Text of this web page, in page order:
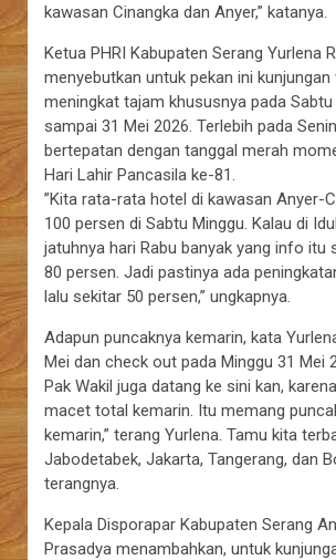
kawasan Cinangka dan Anyer,” katanya.
Ketua PHRI Kabupaten Serang Yurlena
menyebutkan untuk pekan ini
meningkat tajam khususnya pada Sabtu
sampai 31 Mei 2026. Terlebih pada
bertepatan dengan tanggal merah
Hari Lahir Pancasila ke-81.
”Kita rata-rata hotel di kawasan Anyer-
100 persen di Sabtu Minggu. Kalau di
jatuhnya hari Rabu banyak yang info itu
80 persen. Jadi pastinya ada
lalu sekitar 50 persen,” ungkapnya.
Adapun puncaknya kemarin, kata
Mei dan check out pada Minggu 31 Mei
Pak Wakil juga datang ke sini kan,
macet total kemarin. Itu memang
kemarin,” terang Yurlena. Tamu kita
Jabodetabek, Jakarta, Tangerang, dan
terangnya.
Kepala Disporapar Kabupaten Serang
Prasadya menambahkan, untuk